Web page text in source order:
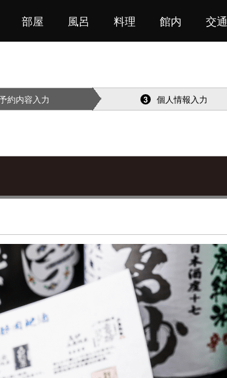
部屋 風呂 料理 館内 交通
約内容入力 3 個人情報入力